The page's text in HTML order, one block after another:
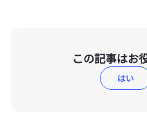
この記事はお
はい